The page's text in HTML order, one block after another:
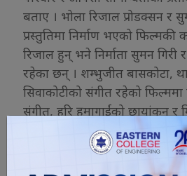
बताए । भोला रिजाल प्रोडक्सन र
प्रस्तुतिमा निर्माण भएको फिल्मकी
रिजाल हुन् भने निर्माता सुमन गिरी
रहेका छन् । शम्भुजीत बासकोटा,
सिवाकोटीको संगीत रहेको फिल्ममा
संगीत, हरि हुमागाईंको छायांकन र
रहेको छ। फिल्मलाई रीच